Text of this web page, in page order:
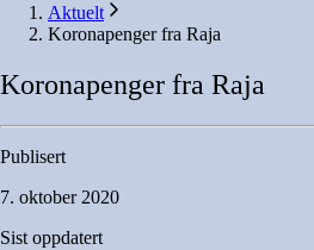
Aktuelt
Koronapenger fra Raja
Koronapenger fra Raja
Publisert
7. oktober 2020
Sist oppdatert